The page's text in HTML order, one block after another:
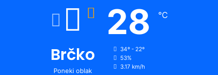
Brčko
Poneki oblak
28 ℃
34º - 22º
53%
3.17 km/h